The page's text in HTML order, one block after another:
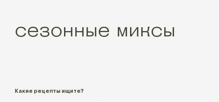
сезонные миксы
Какие рецепты ищите?